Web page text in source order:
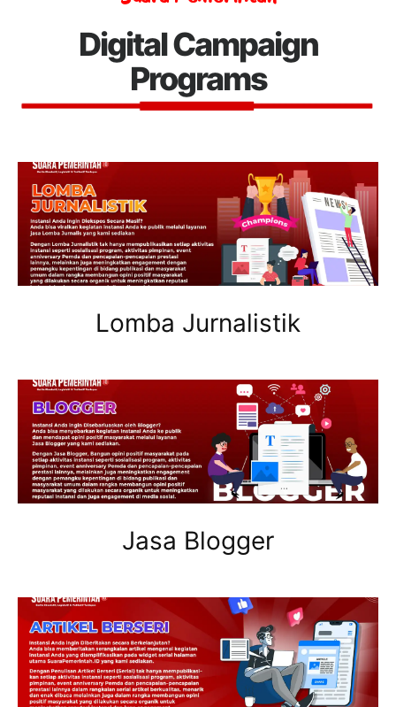
Digital Campaign
Programs
Lomba Jurnalistik
Jasa Blogger